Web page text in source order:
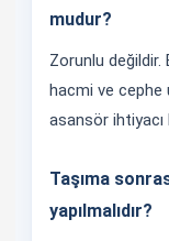
mudur?
Zorunlu değildir.
hacmi ve cephe
asansör ihtiyacı
Taşıma
yapılmalıdır?